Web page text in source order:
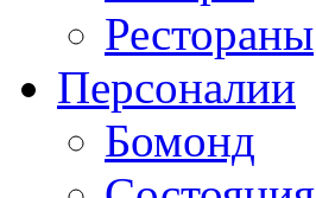
Рестораны
Персоналии
Бомонд